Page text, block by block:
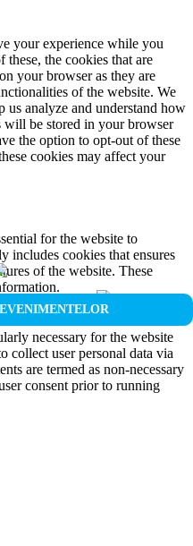
your experience while you
the cookies that are
your browser as they are
of the website. We
us analyze and understand how
will be stored in your browser
the option to opt-out of these
cookies may affect your
for the website to
includes cookies that ensures
of the website. These
necessary for the website
collect user personal data via
are termed as non-necessary
consent prior to running